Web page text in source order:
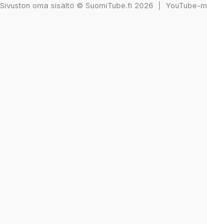
Sivuston oma sisältö © SuomiTube.fi 2026 YouTube-